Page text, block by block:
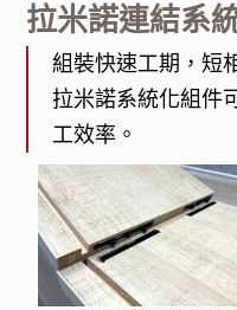
拉米諾連結系
組裝快速工期，短
拉米諾系統化組件
工效率。